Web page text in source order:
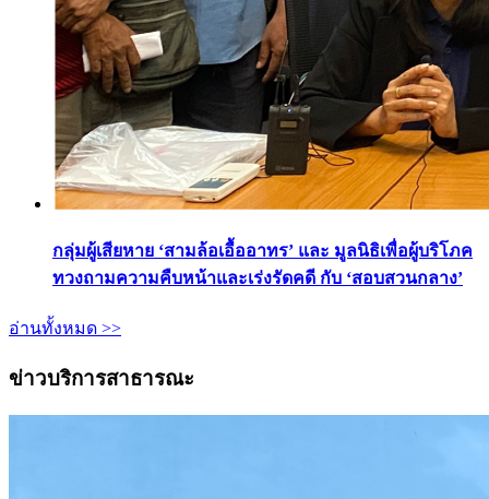
กลุ่มผู้เสียหาย ‘สามล้อเอื้ออาทร’ และ มูลนิธิเพื่อผู้บริโภค
ทวงถามความคืบหน้าและเร่งรัดคดี กับ ‘สอบสวนกลาง’
อ่านทั้งหมด >>
ข่าวบริการสาธารณะ